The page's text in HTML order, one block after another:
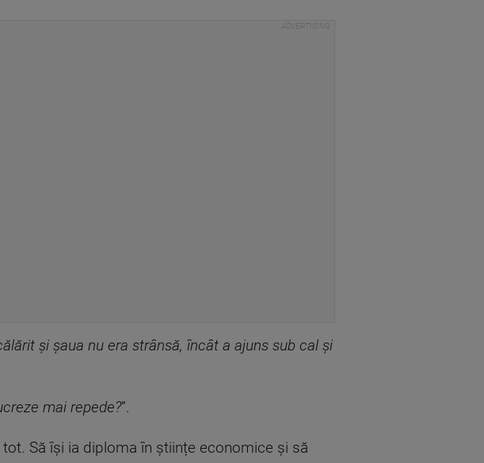
și șaua nu era strânsă, încât a ajuns sub cal și
mai repede?”.
Să își ia diploma în științe economice și să